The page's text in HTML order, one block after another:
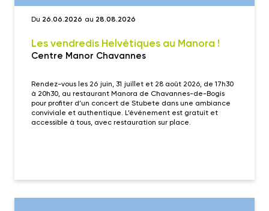
Du 26.06.2026 au 28.08.2026
Les vendredis Helvétiques au Manora !
Centre Manor Chavannes
Rendez-vous les 26 juin, 31 juillet et 28 août 2026, de 17h30
à 20h30, au restaurant Manora de Chavannes-de-Bogis
pour profiter d’un concert de Stubete dans une ambiance
conviviale et authentique. L’événement est gratuit et
accessible à tous, avec restauration sur place.